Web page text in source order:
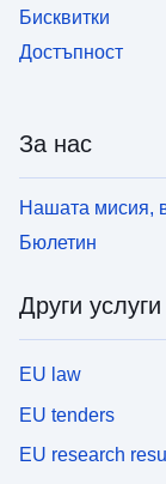
Бисквитки
Достъпност
За нас
Нашата мисия,
Бюлетин
Други услуги
EU law
EU tenders
EU research